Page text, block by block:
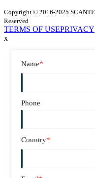
Copyright © 2016-2025
Reserved
TERMS OF USEPRIVACY
x
Name*
Phone
Country*